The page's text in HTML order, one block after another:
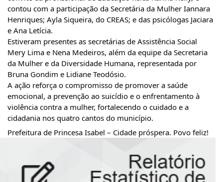
contou com a participação da Secretária da Mulher Iannara
Henriques; Ayla Siqueira, do CREAS; e das psicólogas Jaciara
e Ana Letícia.
Estiveram presentes as secretárias de Assistência Social
Mery Lima e Nena Medeiros, além da equipe da Secretaria
da Mulher e da Diversidade Humana, representada por
Bruna Gondim e Lidiane Teodósio.
A ação reforça o compromisso de promover a saúde
emocional, a prevenção ao suicídio e o enfrentamento à
violência contra a mulher, fortalecendo o cuidado e a
cidadania nos quatro cantos do município.
Prefeitura de Princesa Isabel – Cidade próspera. Povo feliz!